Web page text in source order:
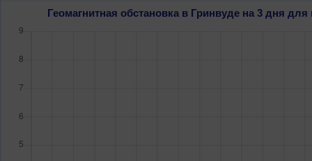
Геомагнитная обстановка в Гринвуде на 3 дня